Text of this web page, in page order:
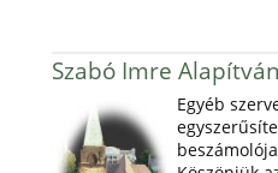
Szabó Imre
Egyéb